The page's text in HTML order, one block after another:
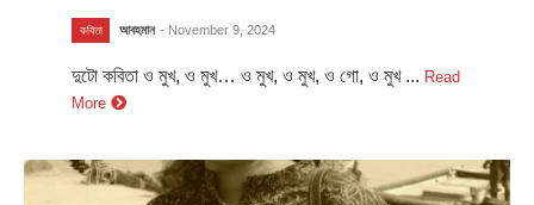
কবিতা আবহমান - November 9, 2024
দুটো কবিতা ও মুখ, ও মুখ… ও মুখ, ও মুখ, ও গো, ও মুখ ... Read
More